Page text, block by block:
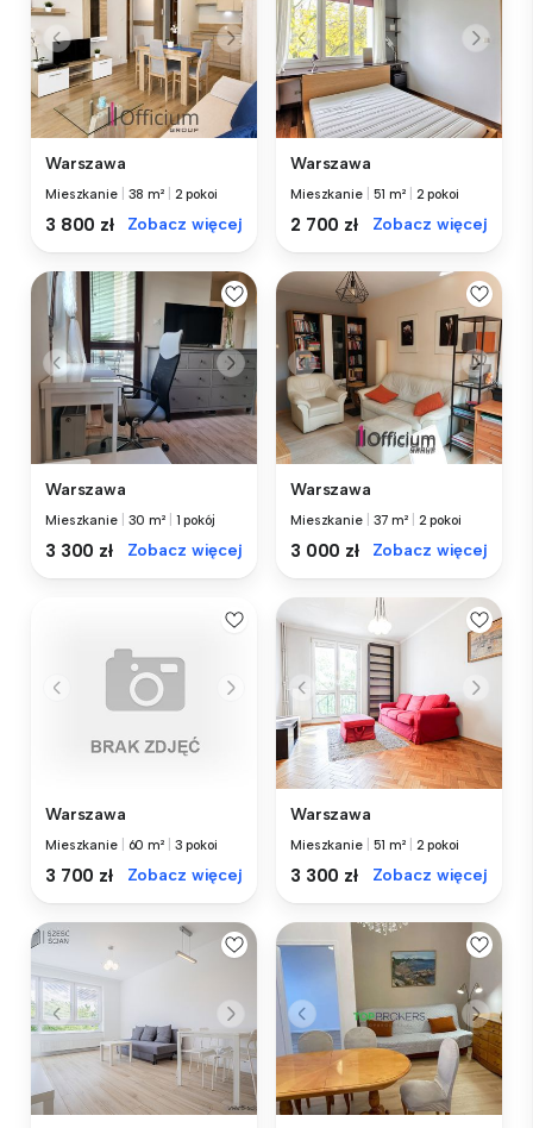
Warszawa
Mieszkanie 38 m² 2 pokoi
3 800 zł Zobacz więcej
Warszawa
Mieszkanie 51 m² 2 pokoi
2 700 zł Zobacz więcej
Warszawa
Mieszkanie 30 m² 1 pokój
3 300 zł Zobacz więcej
Warszawa
Mieszkanie 37 m² 2 pokoi
3 000 zł Zobacz więcej
Warszawa
Mieszkanie 60 m² 3 pokoi
3 700 zł Zobacz więcej
Warszawa
Mieszkanie 51 m² 2 pokoi
3 300 zł Zobacz więcej